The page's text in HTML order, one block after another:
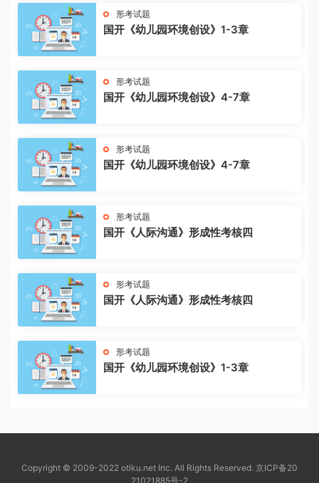
形考试题
国开《幼儿园环境创设》1-3章
形考试题
国开《幼儿园环境创设》4-7章
形考试题
国开《幼儿园环境创设》4-7章
形考试题
国开《人际沟通》形成性考核四
形考试题
国开《人际沟通》形成性考核四
形考试题
国开《幼儿园环境创设》1-3章
Copyright © 2009-2022 otiku.net Inc. All Rights Reserved. 京ICP备20
21021885号-2